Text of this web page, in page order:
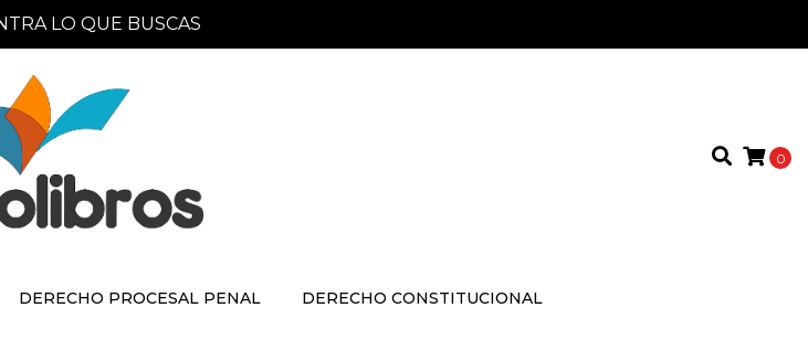
LO QUE BUSCAS
0
DERECHO PROCESAL PENAL DERECHO CONSTITUCIONAL